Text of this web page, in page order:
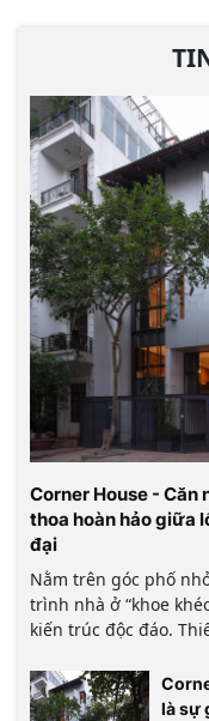
Corner House - Căn
thoa hoàn hảo giữa
đại
Nằm trên góc phố
trình nhà ở “khoe
kiến trúc độc đáo.
Corner House gây
ánh nhìn đầu tiên.là sự